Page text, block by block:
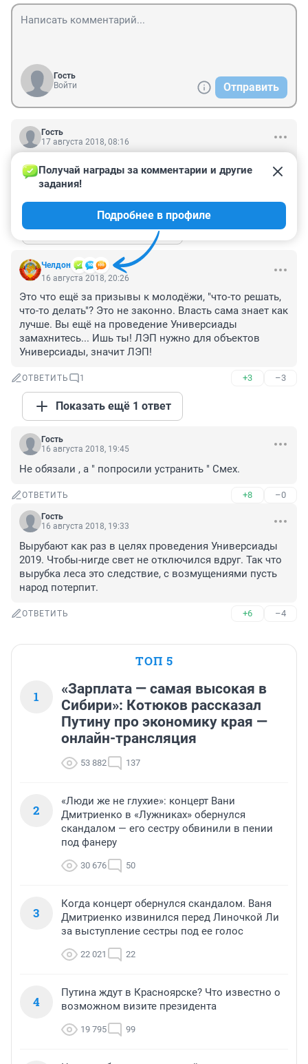
Гость
Войти
Отправить
Гость
17 августа 2018, 08:16
какие там 15 метров- там все 300 выхлестаны-дома
можно начинать строить
ОТВЕТИТЬ 1 +3 –0
Показать ещё 1 ответ
Челдон
Получай награды за комментарии и другие
задания!
Подробнее в профиле
16 августа 2018, 20:26
Это что ещё за призывы к молодёжи, "что-то решать,
что-то делать"? Это не законно. Власть сама знает как
лучше. Вы ещё на проведение Универсиады
замахнитесь... Ишь ты! ЛЭП нужно для объектов
Универсиады, значит ЛЭП!
ОТВЕТИТЬ 1 +3 –3
Показать ещё 1 ответ
Гость
16 августа 2018, 19:45
Не обязали , а " попросили устранить " Смех.
ОТВЕТИТЬ +8 –0
Гость
16 августа 2018, 19:33
Вырубают как раз в целях проведения Универсиады
2019. Чтобы-нигде свет не отключился вдруг. Так что
вырубка леса это следствие, с возмущениями пусть
народ потерпит.
ОТВЕТИТЬ +6 –4
ТОП 5
1
«Зарплата — самая высокая в
Сибири»: Котюков рассказал
Путину про экономику края —
онлайн-трансляция
53 882 137
2
«Люди же не глухие»: концерт Вани
Дмитриенко в «Лужниках» обернулся
скандалом — его сестру обвинили в пении
под фанеру
30 676 50
3
Когда концерт обернулся скандалом. Ваня
Дмитриенко извинился перед Линочкой Ли
за выступление сестры под ее голос
22 021 22
4
Путина ждут в Красноярске? Что известно о
возможном визите президента
19 795 99